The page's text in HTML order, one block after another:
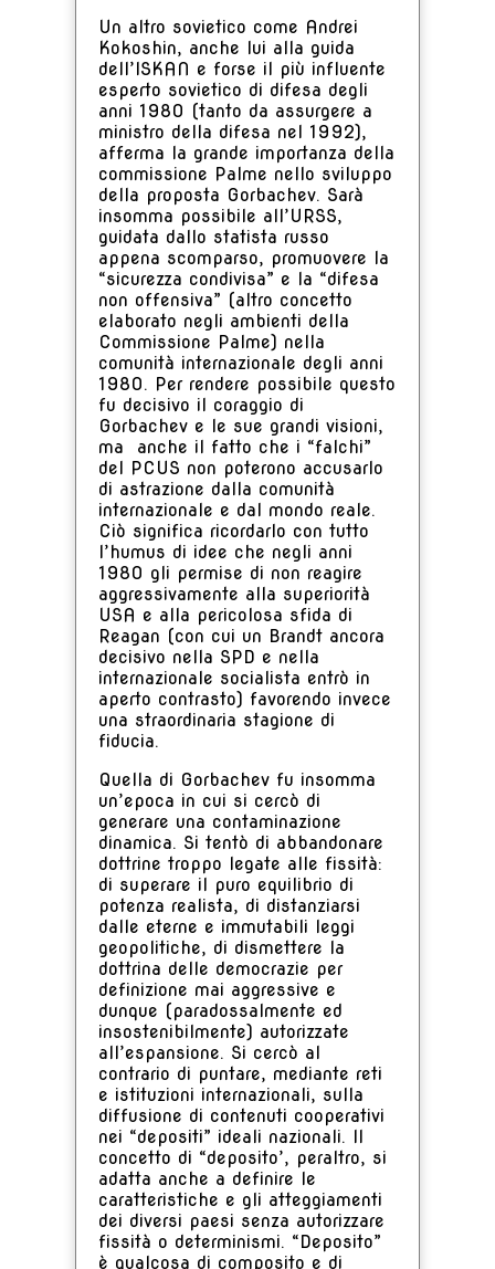
Un altro sovietico come Andrei
Kokoshin, anche lui alla guida
dell’ISKAN e forse il più influente
esperto sovietico di difesa degli
anni 1980 (tanto da assurgere a
ministro della difesa nel 1992),
afferma la grande importanza della
commissione Palme nello sviluppo
della proposta Gorbachev. Sarà
insomma possibile all’URSS,
guidata dallo statista russo
appena scomparso, promuovere la
“sicurezza condivisa” e la “difesa
non offensiva” (altro concetto
elaborato negli ambienti della
Commissione Palme) nella
comunità internazionale degli anni
1980. Per rendere possibile questo
fu decisivo il coraggio di
Gorbachev e le sue grandi visioni,
ma anche il fatto che i “falchi”
del PCUS non poterono accusarlo
di astrazione dalla comunità
internazionale e dal mondo reale.
Ciò significa ricordarlo con tutto
l’humus di idee che negli anni
1980 gli permise di non reagire
aggressivamente alla superiorità
USA e alla pericolosa sfida di
Reagan (con cui un Brandt ancora
decisivo nella SPD e nella
internazionale socialista entrò in
aperto contrasto) favorendo invece
una straordinaria stagione di
fiducia.
Quella di Gorbachev fu insomma
un’epoca in cui si cercò di
generare una contaminazione
dinamica. Si tentò di abbandonare
dottrine troppo legate alle fissità:
di superare il puro equilibrio di
potenza realista, di distanziarsi
dalle eterne e immutabili leggi
geopolitiche, di dismettere la
dottrina delle democrazie per
definizione mai aggressive e
dunque (paradossalmente ed
insostenibilmente) autorizzate
all’espansione. Si cercò al
contrario di puntare, mediante reti
e istituzioni internazionali, sulla
diffusione di contenuti cooperativi
nei “depositi” ideali nazionali. Il
concetto di “deposito’, peraltro, si
adatta anche a definire le
caratteristiche e gli atteggiamenti
dei diversi paesi senza autorizzare
fissità o determinismi. “Deposito”
è qualcosa di composito e di